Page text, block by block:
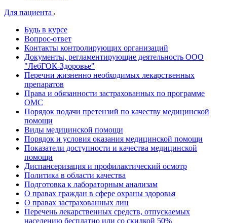
Для пациента
Будь в курсе
Вопрос-ответ
Контакты контролирующих организаций
Документы, регламентирующие деятельность ООО
"ЛебГОК-Здоровье"
Перечни жизненно необходимых лекарственных
препаратов
Права и обязанности застрахованных по программе
ОМС
Порядок подачи претензий по качеству медицинской
помощи
Виды медицинской помощи
Порядок и условия оказания медицинской помощи
Показатели доступности и качества медицинской
помощи
Диспансеризация и профилактический осмотр
Политика в области качества
Подготовка к лабораторным анализам
О правах граждан в сфере охраны здоровья
О правах застрахованных лиц
Перечень лекарственных средств, отпускаемых
населению бесплатно или со скидкой 50%